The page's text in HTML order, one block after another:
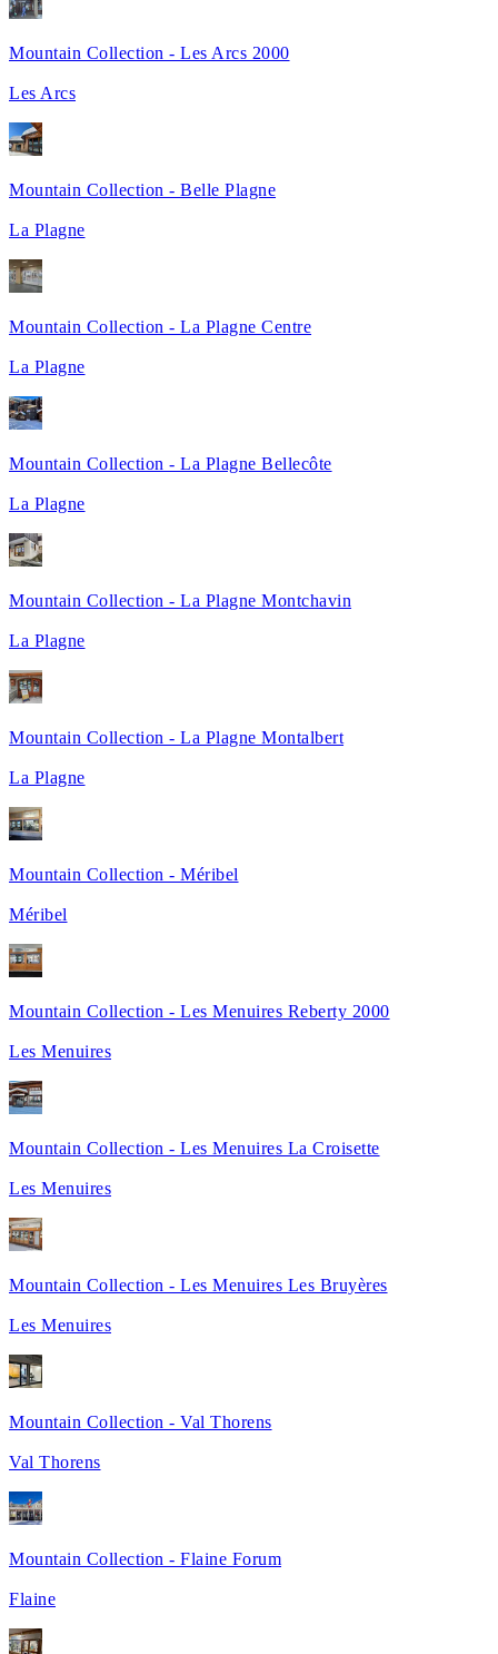
Mountain Collection - Les Arcs 2000
Les Arcs
Mountain Collection - Belle Plagne
La Plagne
Mountain Collection - La Plagne Centre
La Plagne
Mountain Collection - La Plagne Bellecôte
La Plagne
Mountain Collection - La Plagne Montchavin
La Plagne
Mountain Collection - La Plagne Montalbert
La Plagne
Mountain Collection - Méribel
Méribel
Mountain Collection - Les Menuires Reberty 2000
Les Menuires
Mountain Collection - Les Menuires La Croisette
Les Menuires
Mountain Collection - Les Menuires Les Bruyères
Les Menuires
Mountain Collection - Val Thorens
Val Thorens
Mountain Collection - Flaine Forum
Flaine